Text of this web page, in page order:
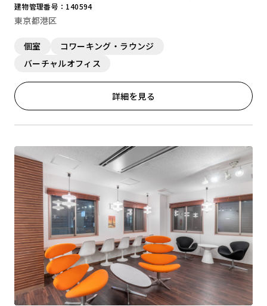
建物管理番号：140594
東京都港区
個室
コワーキング・ラウンジ
バーチャルオフィス
詳細を見る